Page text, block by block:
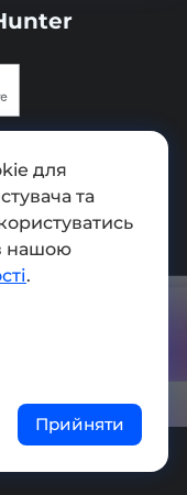
для
та
нашою
.
Прийняти